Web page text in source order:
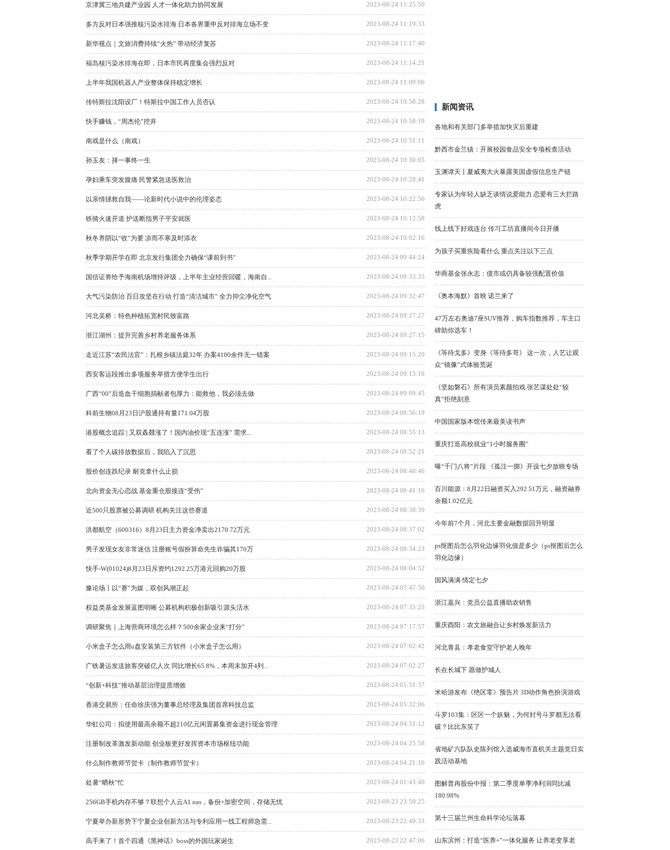
京津冀三地共建产业园 人才一体化助力协同发展 2023-08-24 11:25:50
多方反对日本强推核污染水排海 日本各界重申反对排海立场不变 2023-08-24 11:19:33
新华视点｜文旅消费持续“火热” 带动经济复苏 2023-08-24 11:17:40
福岛核污染水排海在即，日本市民再度集会强烈反对 2023-08-24 11:14:21
上半年我国机器人产业整体保持稳定增长 2023-08-24 11:09:06
传特斯拉沈阳设厂！特斯拉中国工作人员否认 2023-08-24 10:58:28
快手赚钱，“周杰伦”挖井 2023-08-24 10:58:19
南戏是什么（南戏） 2023-08-24 10:51:11
孙玉友：择一事终一生 2023-08-24 10:30:05
孕妇乘车突发腹痛 民警紧急送医救治 2023-08-24 10:28:41
以亲情拯救自我——论新时代小说中的伦理姿态 2023-08-24 10:22:56
铁骑火速开道 护送断指男子平安就医 2023-08-24 10:12:58
秋冬养阴以“收”为要 凉而不寒及时添衣 2023-08-24 10:02:16
秋季学期开学在即 北京发行集团全力确保“课前到书” 2023-08-24 09:44:24
国信证券给予海南机场增持评级，上半年主业经营回暖，海南自... 2023-08-24 09:33:35
大气污染防治 百日攻坚在行动 打造“清洁城市” 全力抑尘净化空气 2023-08-24 09:32:47
河北吴桥：特色种植拓宽村民致富路 2023-08-24 09:27:27
浙江湖州：提升完善乡村养老服务体系 2023-08-24 09:27:15
走近江苏“农民法官”：扎根乡镇法庭32年 办案4100余件无一错案 2023-08-24 09:15:20
西安客运段推出多项服务举措方便学生出行 2023-08-24 09:15:18
广西“00”后造血干细胞捐献者包厚力：能救他，我必须去做 2023-08-24 09:09:45
科前生物08月23日沪股通持有量171.04万股 2023-08-24 08:56:19
港股概念追踪 | 又双叒叕涨了！国内油价现“五连涨” 需求... 2023-08-24 08:55:13
看了个人碳排放数据后，我陷入了沉思 2023-08-24 08:52:21
股价创连跌纪录 耐克拿什么止损 2023-08-24 08:48:46
北向资金无心恋战 基金重仓股接连“受伤” 2023-08-24 08:41:16
近500只股票被公募调研 机构关注这些赛道 2023-08-24 08:38:39
洪都航空（600316）8月23日主力资金净卖出2170.72万元 2023-08-24 08:37:02
男子发现女友非常迷信 注册账号假扮算命先生诈骗其170万 2023-08-24 08:34:23
快手-W(01024)8月23日斥资约1292.25万港元回购20万股 2023-08-24 08:04:52
豫论场丨以“赛”为媒，双创风潮正起 2023-08-24 07:47:50
权益类基金发展蓝图明晰 公募机构积极创新吸引源头活水 2023-08-24 07:35:25
调研聚焦｜上海营商环境怎么样？500余家企业来“打分” 2023-08-24 07:17:57
小米盒子怎么用u盘安装第三方软件（小米盒子怎么用） 2023-08-24 07:02:42
广铁暑运发送旅客突破亿人次 同比增长65.8%，本周末加开4列... 2023-08-24 07:02:27
“创新+科技”推动基层治理提质增效 2023-08-24 05:51:37
香港交易所：任命徐庆强为董事总经理及集团首席科技总监 2023-08-24 05:32:06
华虹公司：拟使用最高余额不超210亿元闲置募集资金进行现金管理 2023-08-24 04:51:12
注册制改革激发新动能 创业板更好发挥资本市场枢纽功能 2023-08-24 04:25:58
什么制作教师节贺卡（制作教师节贺卡） 2023-08-24 04:21:16
处暑“晒秋”忙 2023-08-24 01:43:40
256GB手机内存不够？联想个人云A1 nas，备份+加密空间，存储无忧 2023-08-23 23:59:25
宁夏举办新形势下宁夏企业创新方法与专利应用一线工程师急需... 2023-08-23 22:49:33
高手来了！首个四通《黑神话》boss的外国玩家诞生 2023-08-23 22:47:06
新闻资讯
各地和有关部门多举措加快灾后重建
黔西市金兰镇：开展校园食品安全专项检查活动
玉渊谭天丨夏威夷大火暴露美国虚假信息生产链
专家认为年轻人缺乏谈情说爱能力 恋爱有三大拦路
虎
线上线下好戏连台 传习工坊直播间今日开播
为孩子买重疾险看什么 重点关注以下三点
华商基金张永志：债市或仍具备较强配置价值
《奥本海默》首映 诺兰来了
47万左右奥迪7座SUV推荐，购车指数推荐，车主口
碑助你选车！
《等待戈多》变身《等待多哥》 这一次，人艺让观
众“镜像”式体验荒诞
《坚如磐石》所有演员素颜拍戏 张艺谋处处“较
真”拒绝刻意
中国国家版本馆传来最美读书声
重庆打造高校就业“1小时服务圈”
曝“千门八将”片段 《孤注一掷》开设七夕放映专场
百川能源：8月22日融资买入292.51万元，融资融券
余额1.02亿元
今年前7个月，河北主要金融数据回升明显
ps抠图后怎么羽化边缘羽化值是多少（ps抠图后怎么
羽化边缘）
国风满满 情定七夕
浙江嘉兴：党员公益直播助农销售
重庆酉阳：农文旅融合让乡村焕发新活力
河北青县：孝老食堂守护老人晚年
长在长城下 愿做护城人
米哈游发布《绝区零》预告片 3D动作角色扮演游戏
斗罗103集：区区一个妖魅，为何封号斗罗都无法看
破？比比东笑了
省地矿六队队史陈列馆入选威海市直机关主题党日实
践活动基地
图解普冉股份中报：第二季度单季净利润同比减
180.98%
第十三届兰州生命科学论坛落幕
山东滨州：打造“医养+”一体化服务 让养老变享老